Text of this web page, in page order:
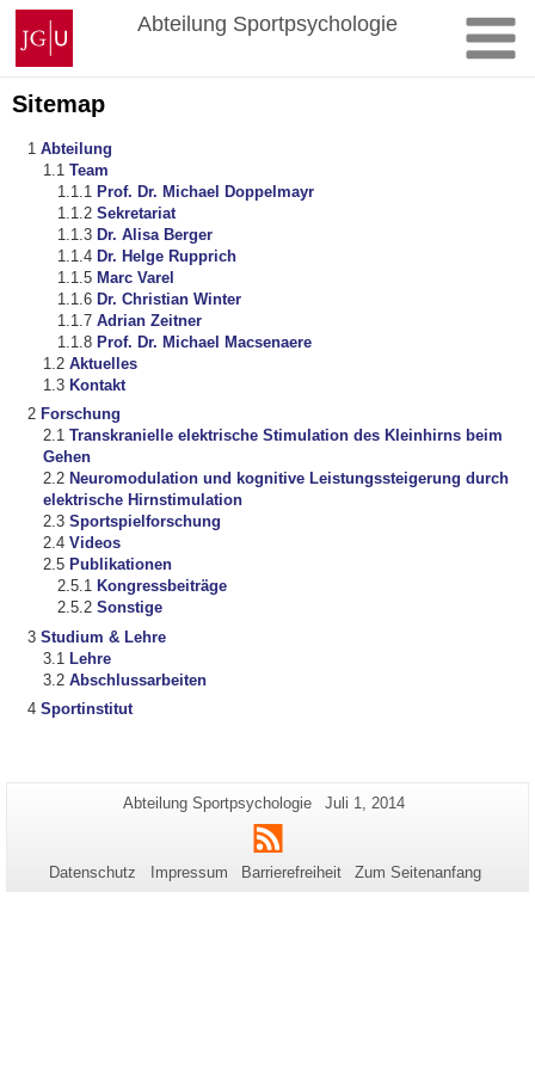
Zum
Inhalt
springen
Johannes
Gutenberg-
Universität
Mainz
Abteilung Sportpsychologie
Sitemap
Abteilung
Team
Prof. Dr. Michael Doppelmayr
Sekretariat
Dr. Alisa Berger
Dr. Helge Rupprich
Marc Varel
Dr. Christian Winter
Adrian Zeitner
Prof. Dr. Michael Macsenaere
Aktuelles
Kontakt
Forschung
Transkranielle elektrische Stimulation des Kleinhirns beim
Gehen
Neuromodulation und kognitive Leistungssteigerung durch
elektrische Hirnstimulation
Sportspielforschung
Videos
Publikationen
Kongressbeiträge
Sonstige
Studium & Lehre
Lehre
Abschlussarbeiten
Sportinstitut
Zusätzliche
Informationen
zu
dieser
Seiten-
Abteilung Sportpsychologie
Letzte
Juli 1, 2014
RSS
Datenschutz Impressum Barrierefreiheit Zum Seitenanfang